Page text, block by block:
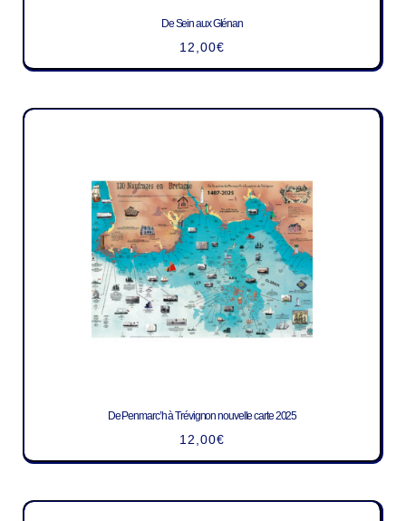
De Sein aux Glénan
12,00€
De Penmarc’h à Trévignon nouvelle carte 2025
12,00€